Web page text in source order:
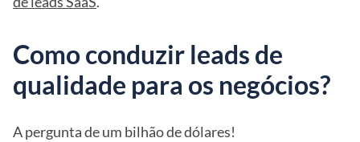
Como conduzir leads de
qualidade para os negócios?
A pergunta de um bilhão de dólares!